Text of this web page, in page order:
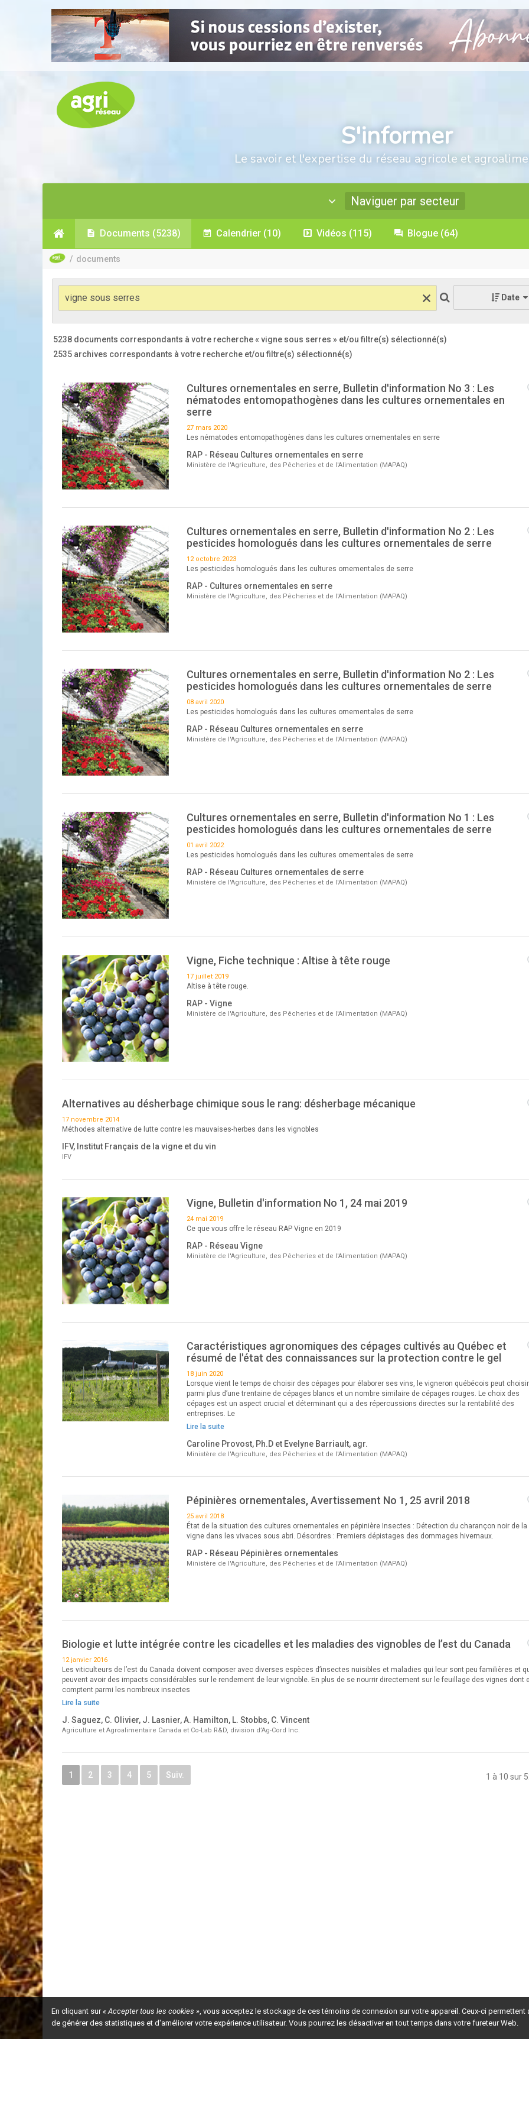
S'informer
Le savoir et l'expertise du réseau agricole et
Naviguer par secteur
Documents (5238) Calendrier (10) Vidéos (115) Blogue (64)
/ documents
Date
5238 documents correspondants à votre recherche« vigne sous serres » et/ou filtre(s) sélectionné(s)
2535 archives correspondants à votre recherche et/ou filtre(s) sélectionné(s)
Cultures ornementales en serre, Bulletin d'information No 3 : Les
nématodes entomopathogènes dans les cultures ornementales en
serre
27 mars 2020
Les nématodes entomopathogènes dans les cultures ornementales en serre
RAP - Réseau Cultures ornementales en serre
Ministère de l'Agriculture, des Pêcheries et de l'Alimentation (MAPAQ)
Cultures ornementales en serre, Bulletin d'information No 2 : Les
pesticides homologués dans les cultures ornementales de serre
12 octobre 2023
Les pesticides homologués dans les cultures ornementales de serre
RAP - Cultures ornementales en serre
Ministère de l'Agriculture, des Pêcheries et de l'Alimentation (MAPAQ)
Cultures ornementales en serre, Bulletin d'information No 2 : Les
pesticides homologués dans les cultures ornementales de serre
08 avril 2020
Les pesticides homologués dans les cultures ornementales de serre
RAP - Réseau Cultures ornementales en serre
Ministère de l'Agriculture, des Pêcheries et de l'Alimentation (MAPAQ)
Cultures ornementales en serre, Bulletin d'information No 1 : Les
pesticides homologués dans les cultures ornementales de serre
01 avril 2022
Les pesticides homologués dans les cultures ornementales de serre
RAP - Réseau Cultures ornementales de serre
Ministère de l'Agriculture, des Pêcheries et de l'Alimentation (MAPAQ)
Vigne, Fiche technique : Altise à tête rouge
17 juillet 2019
Altise à tête rouge.
RAP - Vigne
Ministère de l'Agriculture, des Pêcheries et de l'Alimentation (MAPAQ)
Alternatives au désherbage chimique sous le rang: désherbage mécanique
17 novembre 2014
Méthodes alternative de lutte contre les mauvaises-herbes dans les vignobles
IFV, Institut Français de la vigne et du vin
IFV
Vigne, Bulletin d'information No 1, 24 mai 2019
24 mai 2019
Ce que vous offre le réseau RAP Vigne en 2019
RAP - Réseau Vigne
Ministère de l'Agriculture, des Pêcheries et de l'Alimentation (MAPAQ)
Caractéristiques agronomiques des cépages cultivés au Québec et
résumé de l'état des connaissances sur la protection contre le gel
18 juin 2020
Lorsque vient le temps de choisir des cépages pour élaborer ses vins, le vigneron québécois peut choisir
parmi plus d’une trentaine de cépages blancs et un nombre similaire de cépages rouges. Le choix des
cépages est un aspect crucial et déterminant qui a des répercussions directes sur la rentabilité des
entreprises. Le
Lire la suite
Caroline Provost, Ph.D et Evelyne Barriault, agr.
Ministère de l'Agriculture, des Pêcheries et de l'Alimentation (MAPAQ)
Pépinières ornementales, Avertissement No 1, 25 avril 2018
25 avril 2018
État de la situation des cultures ornementales en pépinière Insectes : Détection du charançon noir de la
vigne dans les vivaces sous abri. Désordres : Premiers dépistages des dommages hivernaux.
RAP - Réseau Pépinières ornementales
Ministère de l'Agriculture, des Pêcheries et de l'Alimentation (MAPAQ)
Biologie et lutte intégrée contre les cicadelles et les maladies des vignobles de l’est du Canada
12 janvier 2016
Les viticulteurs de l’est du Canada doivent composer avec diverses espèces d’insectes nuisibles et maladies qui leur sont peu familières et
peuvent avoir des impacts considérables sur le rendement de leur vignoble. En plus de se nourrir directement sur le feuillage des vignes dont
comptent parmi les nombreux insectes
Lire la suite
J. Saguez, C. Olivier, J. Lasnier, A. Hamilton, L. Stobbs, C. Vincent
Agriculture et Agroalimentaire Canada et Co-Lab R&D, division d’Ag-Cord Inc.
1 2 3 4 5 Suiv. 1 à 10 sur
En cliquant sur« Accepter tous les cookies », vous acceptez le stockage de ces témoins de connexion sur votre appareil. Ceux-ci permettent
de générer des statistiques et d'améliorer votre expérience utilisateur. Vous pourrez les désactiver en tout temps dans votre fureteur Web.